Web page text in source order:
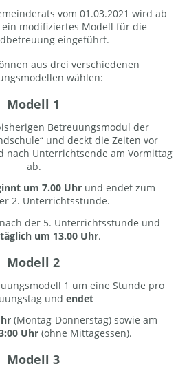
vom 01.03.2021 wird ab
ein modifiziertes Modell für die
eingeführt.
aus drei verschiedenen
wählen:
Modell 1
Betreuungsmodul der
und deckt die Zeiten vor
nach Unterrichtsende am Vormittag
ab.
um 7.00 Uhr und endet zum
2. Unterrichtsstunde.
der 5. Unterrichtsstunde und
um 13.00 Uhr.
Modell 2
1 um eine Stunde pro
und endet
(Montag-Donnerstag) sowie am
Uhr(ohne Mittagessen).
Modell 3